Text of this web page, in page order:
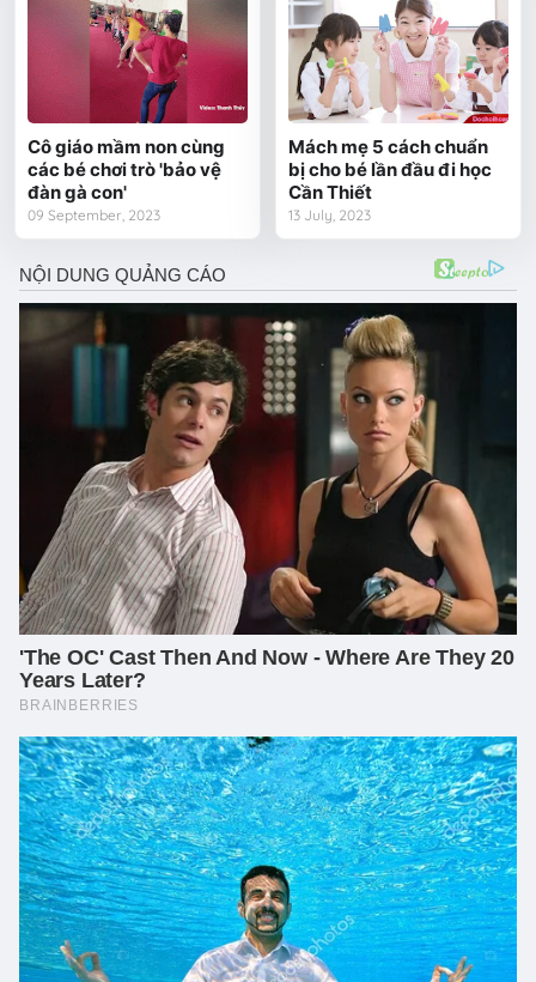
Cô giáo mầm non cùng
các bé chơi trò 'bảo vệ
đàn gà con'
09 September, 2023
Mách mẹ 5 cách chuẩn
bị cho bé lần đầu đi học
Cần Thiết
13 July, 2023